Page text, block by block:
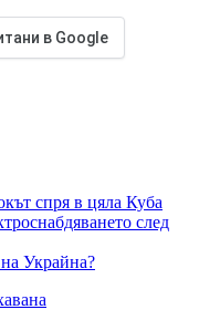
в Google
спря в цяла Куба
след
Украйна?